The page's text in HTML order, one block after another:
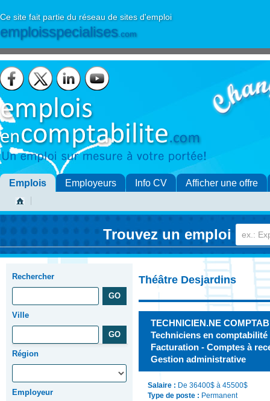
Ce site fait partie du réseau de sites d'emploi
emploisspecialises.com
Emplois Employeurs Info CV Afficher une offre
Trouvez un emploi
Rechercher
Ville
Région
Employeur
Théâtre Desjardins
TECHNICIEN.NE
Techniciens en
Facturation - Comptes à
Gestion administrative
Salaire : De 36400$ à 45500$
Type de poste : Permanent